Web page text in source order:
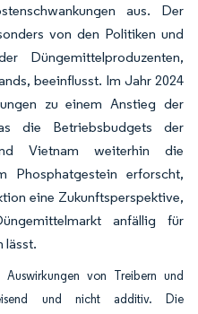
aus. Der
von den Politiken und
Düngemittelproduzenten,
beeinflusst. Im Jahr 2024
zu einem Anstieg der
die Betriebsbudgets der
Vietnam weiterhin die
Phosphatgestein erforscht,
eine Zukunftsperspektive,
anfällig für
lässt.
von Treibern und
und nicht additiv. Die